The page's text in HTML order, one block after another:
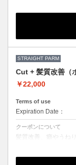
ご来店いただいた際
●髪の長さにより別
STRAIGHT PARM
Cut + 髪質改善（
￥22,000
Terms of use
Expiration Date：
クーポンについて
髪質改善、癖やうね
アイロンでの矯正な